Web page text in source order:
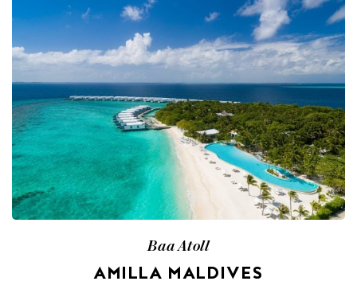
Baa Atoll
AMILLA MALDIVES